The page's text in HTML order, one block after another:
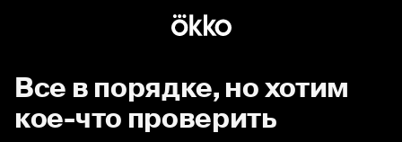
Все в порядке, но хотим
кое-что проверить